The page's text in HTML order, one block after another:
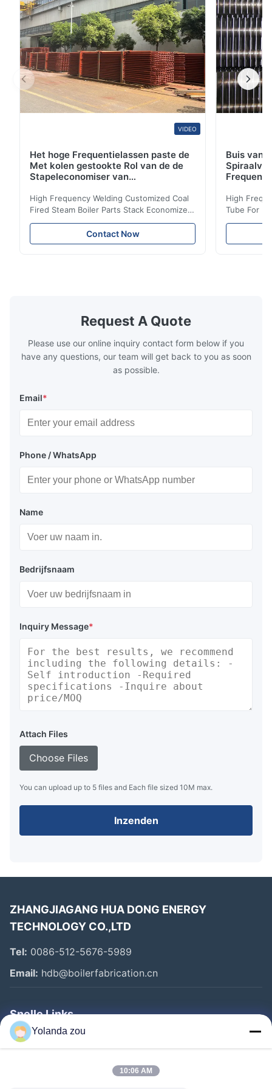
A249/A249M - de Standaardspecificat...
VIDEO
Het hoge Frequentielassen paste de
Met kolen gestookte Rol van de de
Stapeleconomiser van
High Frequency Welding Customized Coal
Fired Steam Boiler Parts Stack Economizer
Coil Boiler economizer Boiler Economizer is
the energy improving device that helps to
reduce the cost of operation by saving the
boilers is generally in the temperature
range of 200°C – 250°C, so there
Contact Now
Buis van
High
Tube For
reduce the
Request A Quote
Please use our online inquiry contact form below if you
have any questions, our team will get back to you as soon
as possible.
Email*
Phone / WhatsApp
Name
Bedrijfsnaam
Inquiry Message*
Attach Files
Choose Files
You can upload up to 5 files and Each file sized 10M max.
Inzenden
ZHANGJIAGANG HUA DONG ENERGY
TECHNOLOGY CO.,LTD
Tel: 0086-512-5676-5989
Email: hdb@boilerfabrication.cn
Snelle Links
Huis
Yolanda zou
10:06 AM